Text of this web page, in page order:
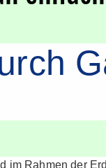
im Rahmen der